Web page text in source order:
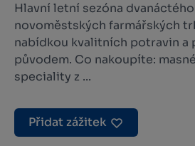
Hlavní letní sezóna
novoměstských farmářských
nabídkou kvalitních potravin a
původem. Co nakoupíte:
speciality z ...
Přidat zážitek